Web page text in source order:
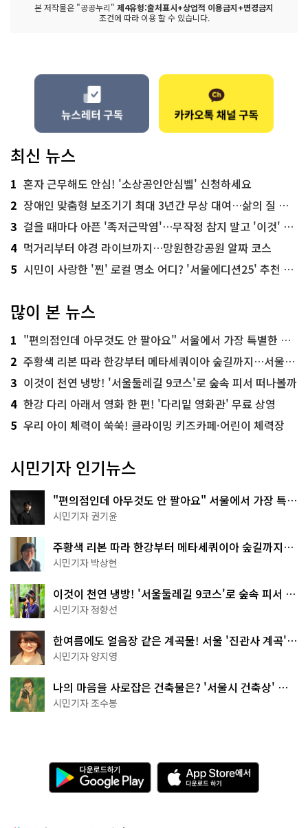
본 저작물은 "공공누리" 제4유형:출처표시+상업적 이용금지+변경금지
조건에 따라 이용 할 수 있습니다.
최신 뉴스
1 혼자 근무해도 안심! '소상공인안심벨' 신청하세요
2 장애인 맞춤형 보조기기 최대 3년간 무상 대여…삶의 질 높인다
3 걸을 때마다 아픈 '족저근막염'…무작정 참지 말고 '이것' 해보세요!
4 먹거리부터 야경 라이브까지…망원한강공원 알짜 코스
5 시민이 사랑한 '찐' 로컬 명소 어디? '서울에디션25' 추천 코스
많이 본 뉴스
1 "편의점인데 아무것도 안 팔아요" 서울에서 가장 특별한 편의점의 정체
2 주황색 리본 따라 한강부터 메타세쿼이아 숲길까지…서울둘레길 15코스
3 이것이 천연 냉방! '서울둘레길 9코스'로 숲속 피서 떠나볼까
4 한강 다리 아래서 영화 한 편! '다리밑 영화관' 무료 상영
5 우리 아이 체력이 쑥쑥! 클라이밍 키즈카페·어린이 체력장
시민기자 인기뉴스
"편의점인데 아무것도 안 팔아요" 서울에서 가장 특별
한 편의점의 정체
시민기자 권기윤
주황색 리본 따라 한강부터 메타세쿼이아 숲길까지…
서울둘레길 15코스
시민기자 박상현
이것이 천연 냉방! '서울둘레길 9코스'로 숲속 피서 떠
나볼까
시민기자 정향선
한여름에도 얼음장 같은 계곡물! 서울 '진관사 계곡'이
천국이네~
시민기자 양지영
나의 마음을 사로잡은 건축물은? '서울시 건축상' 수
상작 공개!
시민기자 조수봉
다
운
로
A
p
p